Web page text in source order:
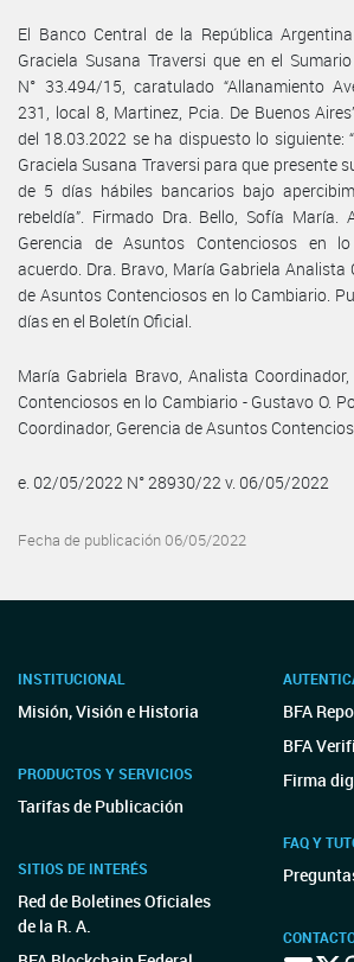
El Banco Central de la República
Graciela Susana Traversi que en el
N° 33.494/15, caratulado “Allanamiento
231, local 8, Martinez, Pcia. De Buenos
del 18.03.2022 se ha dispuesto lo siguiente:
Graciela Susana Traversi para que presente
de 5 días hábiles bancarios bajo
rebeldía”. Firmado Dra. Bello, Sofía María.
Gerencia de Asuntos Contenciosos en
acuerdo. Dra. Bravo, María Gabriela Analista
de Asuntos Contenciosos en lo Cambiario.
días en el Boletín Oficial.
María Gabriela Bravo, Analista
Contenciosos en lo Cambiario - Gustavo O.
Coordinador, Gerencia de Asuntos
e. 02/05/2022 N° 28930/22 v. 06/05/2022
Fecha de publicación 06/05/2022
INSTITUCIONAL
Misión, Visión e Historia
PRODUCTOS Y SERVICIOS
Tarifas de Publicación
SITIOS DE INTERÉS
Red de Boletines Oficiales
de la R. A.
BFA
BFA
Firma
FAQ Y